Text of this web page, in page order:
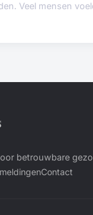
Veel mensen
betrouwbare
Contact